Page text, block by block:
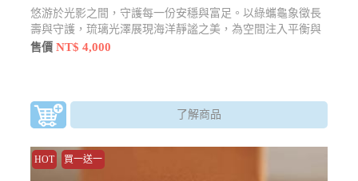
悠游於光影之間，守護每一份安穩與富足。以綠蠵龜象徵長
壽與守護，琉璃光澤展現海洋靜謐之美，為空間注入平衡與
祝福能量。
售價NT$ 4,000
了解商品
HOT 買一送一